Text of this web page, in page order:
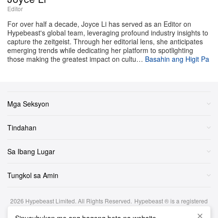
proyektong ito ay kailangan nang maghanap ng bagong
leading man habang naghahanda ito para sa
produksyon sa bandang huling bahagi ng taon.
Ayon sa mgaulat sa industriya, ang pag-alis ni Gosling
Abala ang aktor sa agresibong promo run para sa
pinakabago niyang box-office smash, ang Amazon
MGM sci-fi epic na
, na kamakailan ay
milyon sa buong mundo sa unang weekend nito. Ang
pa ng nakapapagod na promo schedule na nakatakda
Starfighter — na ginugol ni Gosling ang huling bahagi
Editor
For over half a decade, Joyce Li has served as an Editor on
Hypebeast's global team, leveraging profound industry insights to
capture the zeitgeist. Through her editorial lens, she anticipates
emerging trends while dedicating her platform to spotlighting
those making the greatest impact on cultu… Basahin ang Higit Pa
Mga Seksyon
Tindahan
Sa Ibang Lugar
Tungkol sa Amin
2026 Hypebeast Limited. All Rights Reserved. Hypebeast ® is a registered